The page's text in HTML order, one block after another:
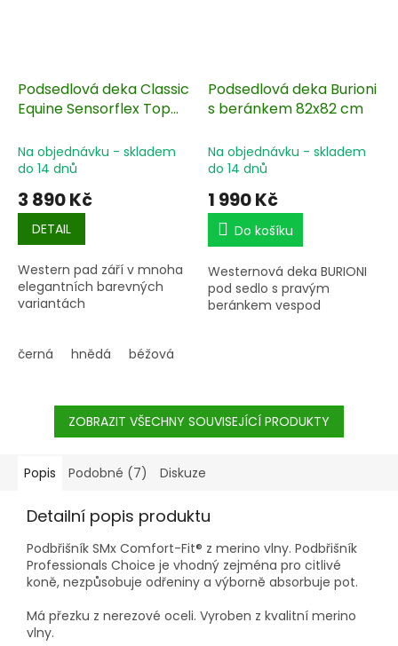
Podsedlová deka Classic
Equine Sensorflex Top
Na objednávku - skladem
do 14 dnů
3 890 Kč
DETAIL
Western pad září v mnoha
elegantních barevných
variantách
černá hnědá béžová
Podsedlová deka Burioni
s beránkem 82x82 cm
Na objednávku - skladem
do 14 dnů
1 990 Kč
Do košíku
Westernová deka BURIONI
pod sedlo s pravým
beránkem vespod
ZOBRAZIT VŠECHNY SOUVISEJÍCÍ PRODUKTY
Popis Podobné (7) Diskuze
Detailní popis produktu
Podbřišník SMx Comfort-Fit® z merino vlny. Podbřišník
Professionals Choice je vhodný zejména pro citlivé
koně, nezpůsobuje odřeniny a výborně absorbuje pot.
Má přezku z nerezové oceli. Vyroben z kvalitní merino
vlny.